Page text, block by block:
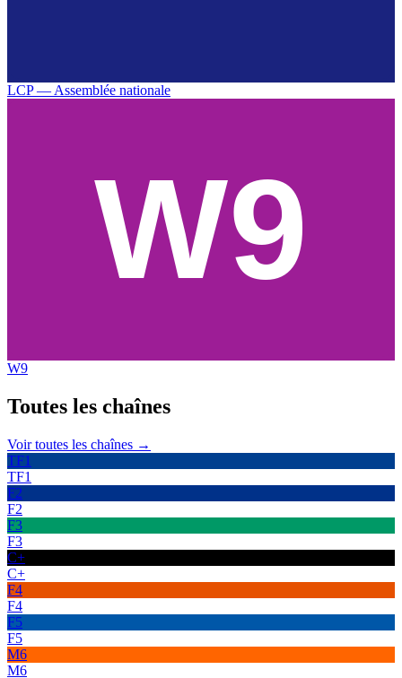
LCP — Assemblée nationale
W9
Toutes les chaînes
Voir toutes les chaînes →
TF1
TF1
F2
F2
F3
F3
C+
C+
F4
F4
F5
F5
M6
M6